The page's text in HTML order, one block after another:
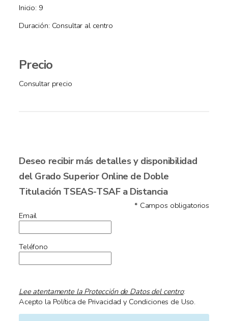
Inicio: 9
Duración: Consultar al centro
Precio
Consultar precio
Deseo recibir más detalles y disponibilidad
del Grado Superior Online de Doble
Titulación TSEAS-TSAF a Distancia
* Campos obligatorios
Email
Teléfono
Lee atentamente la Protección de Datos del centro:
Acepto la Política de Privacidad y Condiciones de Uso.